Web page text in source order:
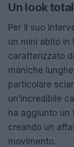
Un look
Per il suo
un mini abito in
caratterizzato
maniche
particolare
un’incredibile
ha aggiunto un
creando un
movimento.